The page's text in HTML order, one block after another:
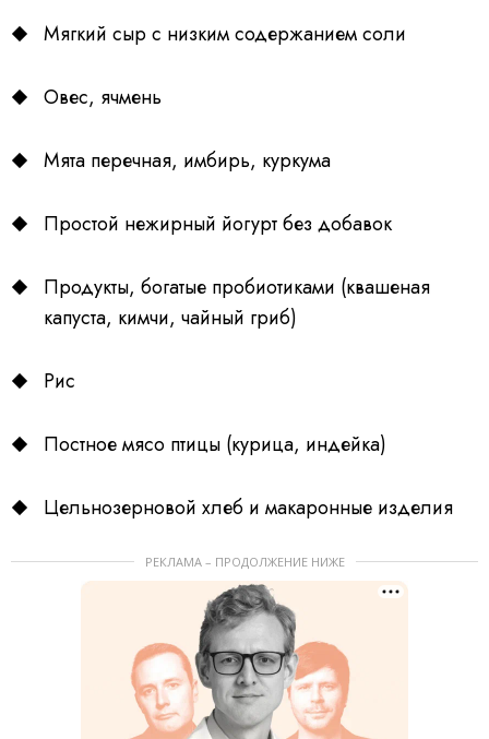
Мягкий сыр с низким содержанием соли
Овес, ячмень
Мята перечная, имбирь, куркума
Простой нежирный йогурт без добавок
Продукты, богатые пробиотиками (квашеная
капуста, кимчи, чайный гриб)
Рис
Постное мясо птицы (курица, индейка)
Цельнозерновой хлеб и макаронные изделия
РЕКЛАМА – ПРОДОЛЖЕНИЕ НИЖЕ